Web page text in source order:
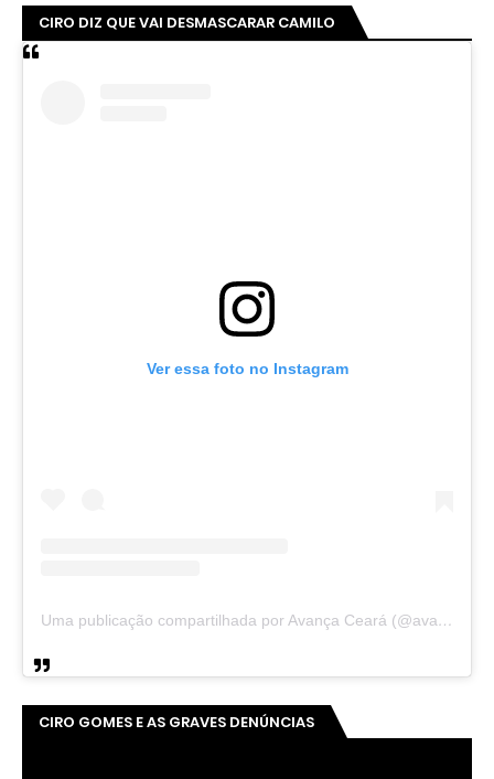
CIRO DIZ QUE VAI DESMASCARAR CAMILO
Ver essa foto no Instagram
Uma publicação compartilhada por Avança Ceará (@avancaceara)
CIRO GOMES E AS GRAVES DENÚNCIAS